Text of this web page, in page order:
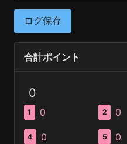
ログ保存
合計ポイント
0
1 0 2 0
4 0 5 0